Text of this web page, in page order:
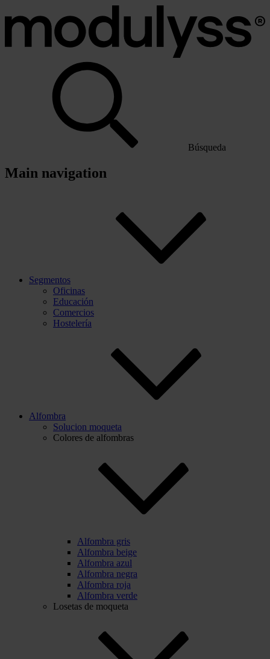
Búsqueda
Main navigation
Segmentos
Oficinas
Educación
Comercios
Hostelería
Alfombra
Solucion moqueta
Colores de alfombras
Alfombra gris
Alfombra beige
Alfombra azul
Alfombra negra
Alfombra roja
Alfombra verde
Losetas de moqueta